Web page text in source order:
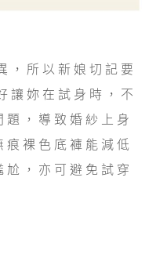
所以新娘切記要
妳在試身時，不
，導致婚紗上身
裸色底褲能減低
，亦可避免試穿